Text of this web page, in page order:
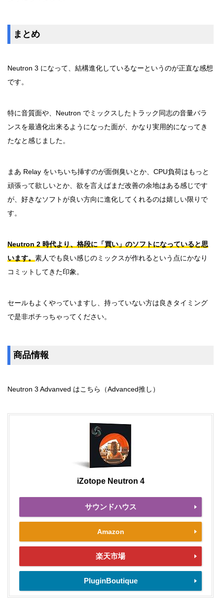
まとめ
Neutron 3 になって、結構進化しているなーというのが正直な感想
です。
特に音質面や、Neutron でミックスしたトラック同志の音量バラ
ンスを最適化出来るようになった面が、かなり実用的になってき
たなと感じました。
まあ Relay をいちいち挿すのが面倒臭いとか、CPU負荷はもっと
頑張って欲しいとか、欲を言えばまだ改善の余地はある感じです
が、好きなソフトが良い方向に進化してくれるのは嬉しい限りで
す。
Neutron 2 時代より、格段に「買い」のソフトになっていると思
います。 素人でも良い感じのミックスが作れるという点にかなり
コミットしてきた印象。
セールもよくやっていますし、持っていない方は良きタイミング
で是非ポチっちゃってください。
商品情報
Neutron 3 Advanved はこちら（Advanced推し）
iZotope Neutron 4
サウンドハウス
Amazon
楽天市場
PluginBoutique